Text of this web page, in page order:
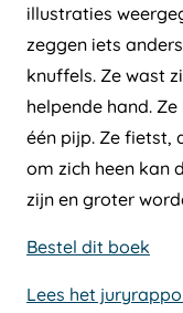
illustraties
zeggen iets
knuffels. Ze wast
helpende hand.
één pijp. Ze fietst,
om zich heen kan
zijn en groter
Bestel dit boek
Lees het